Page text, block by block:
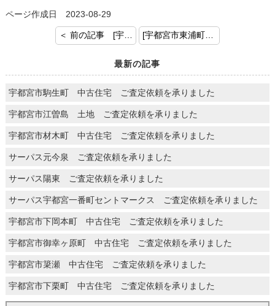
ページ作成日 2023-08-29
＜ 前の記事 [宇都宮市宝木 土地付建物 ご成約おめでとうございます] [宇都宮市東浦町 土地付建物 ご売却のご依頼を頂きましてありがとうございます] 次の記事 ＞
最新の記事
宇都宮市駒生町 中古住宅 ご査定依頼を承りました
宇都宮市江曽島 土地 ご査定依頼を承りました
宇都宮市材木町 中古住宅 ご査定依頼を承りました
サーパス元今泉 ご査定依頼を承りました
サーパス陽東 ご査定依頼を承りました
サーパス宇都宮一番町セントマークス ご査定依頼を承りました
宇都宮市下岡本町 中古住宅 ご査定依頼を承りました
宇都宮市御幸ヶ原町 中古住宅 ご査定依頼を承りました
宇都宮市簗瀬 中古住宅 ご査定依頼を承りました
宇都宮市下栗町 中古住宅 ご査定依頼を承りました